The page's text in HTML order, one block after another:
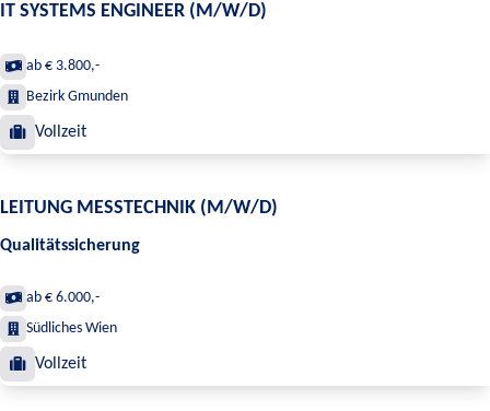
IT SYSTEMS ENGINEER (M/W/D)
ab € 3.800,-
Bezirk Gmunden
Vollzeit
LEITUNG MESSTECHNIK (M/W/D)
Qualitätssicherung
ab € 6.000,-
Südliches Wien
Vollzeit